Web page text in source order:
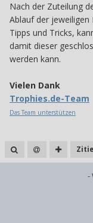
Nach der Zuteilung
Ablauf der jeweiligen
Tipps und Tricks,
damit dieser
werden kann.
Vielen Dank
Trophies.de-Team
Das Team unterstützen
-